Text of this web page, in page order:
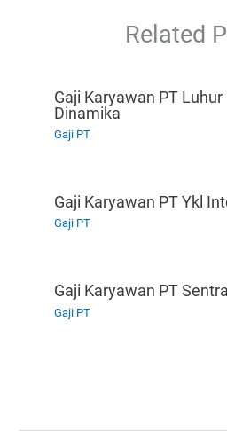
Related
Gaji Karyawan PT
Dinamika
Gaji PT
Gaji Karyawan PT Ykl
Gaji PT
Gaji Karyawan PT
Gaji PT